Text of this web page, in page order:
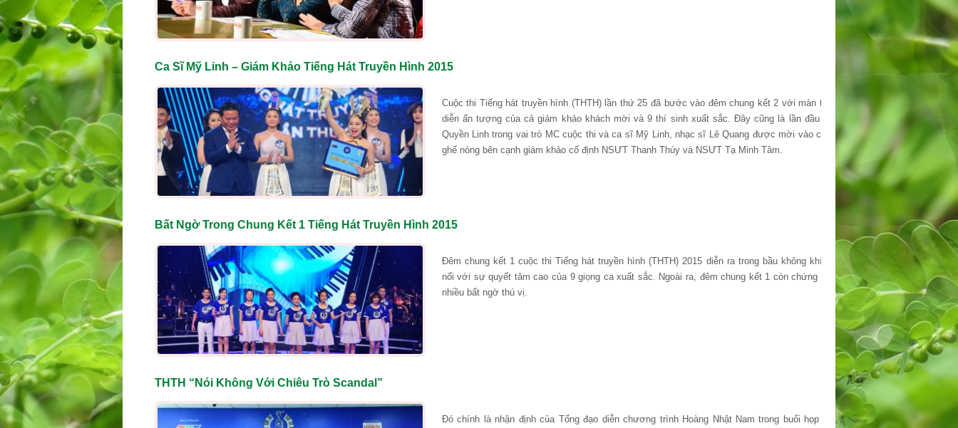
Ca Sĩ Mỹ Linh – Giám Khảo Tiếng Hát Truyền Hình 2015
Cuộc thi Tiếng hát truyền hình (THTH) lần thứ 25 đã bước vào đêm chung kết 2 với màn trình
diễn ấn tượng của cả giám khảo khách mời và 9 thí sinh xuất sắc. Đây cũng là lần đầu tiên
Quyền Linh trong vai trò MC cuộc thi và ca sĩ Mỹ Linh, nhạc sĩ Lê Quang được mời vào chiếc
ghế nóng bên cạnh giám khảo cố định NSƯT Thanh Thúy và NSƯT Tạ Minh Tâm.
Bất Ngờ Trong Chung Kết 1 Tiếng Hát Truyền Hình 2015
Đêm chung kết 1 cuộc thi Tiếng hát truyền hình (THTH) 2015 diễn ra trong bầu không khí sôi
nổi với sự quyết tâm cao của 9 giọng ca xuất sắc. Ngoài ra, đêm chung kết 1 còn chứng kiến
nhiều bất ngờ thú vị.
THTH “Nói Không Với Chiêu Trò Scandal”
Đó chính là nhận định của Tổng đạo diễn chương trình Hoàng Nhật Nam trong buổi họp báo